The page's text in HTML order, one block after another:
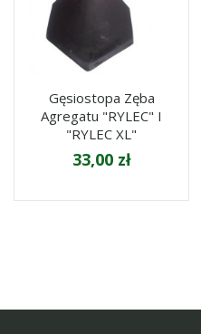
Gęsiostopa Zęba
Agregatu "RYLEC" I
"RYLEC XL"
33,00 zł